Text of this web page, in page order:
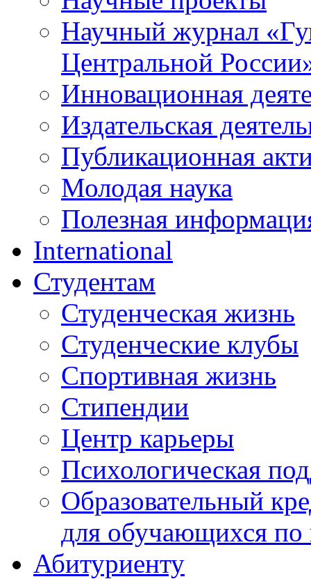
Научный журнал «
Центральной
Инновационная
Издательская
Публикационная
Молодая наука
Полезная
International
Студентам
Студенческая жизнь
Студенческие клубы
Спортивная жизнь
Стипендии
Центр карьеры
Психологическая
Образовательный
для обучающихся
Абитуриенту